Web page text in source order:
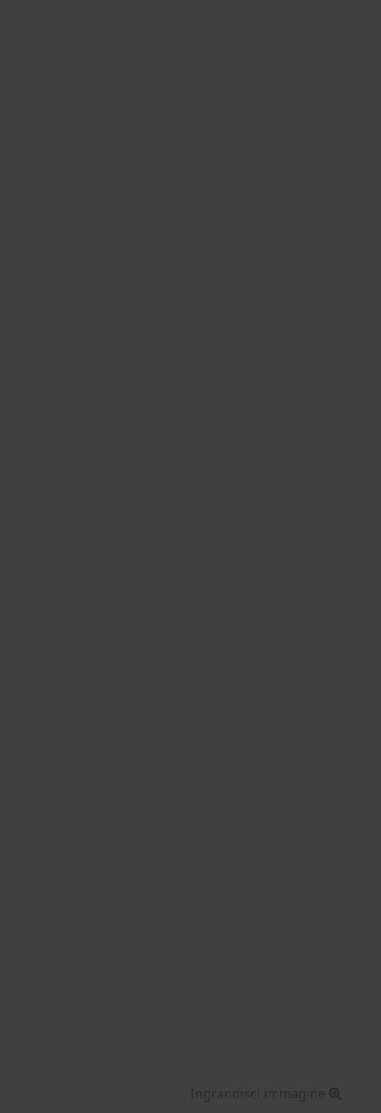
Ingrandisci immagine